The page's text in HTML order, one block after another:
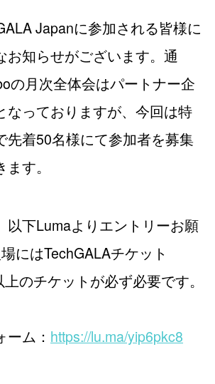
Japanに参加される皆様に
お知らせがございます。通
の月次全体会はパートナー企
なっておりますが、今回は特
先着50名様にて参加者を募集
す。
以下Lumaよりエントリーお願
にはTechGALAチケット
上のチケットが必ず必要です。
ム： https://lu.ma/yip6pkc8